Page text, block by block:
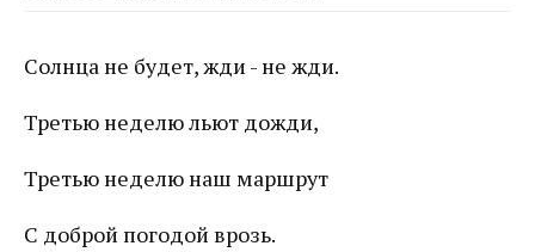
Солнца не будет, жди - не жди.
Третью неделю льют дожди,
Третью неделю наш маршрут
С доброй погодой врозь.